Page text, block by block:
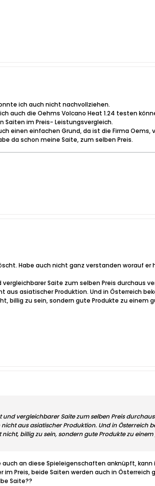
ich auch nicht nachvollziehen.
auch die Oehms Volcano Heat 1.24 testen
Saiten im Preis- Leistungsvergleich.
einen einfachen Grund, da ist die Firma
da schon meine Saite, zum selben Preis.
Habe auch nicht ganz verstanden worauf er
Saite zum selben Preis durchaus
asiatischer Produktion. Und in Österreich
billig zu sein, sondern gute Produkte zu einem
vergleichbarer Saite zum selben Preis
aus asiatischer Produktion. Und in Österreich
billig zu sein, sondern gute Produkte zu
an diese Spieleigenschaften anknüpft,
Preis, beide Saiten werden auch in
Saite??